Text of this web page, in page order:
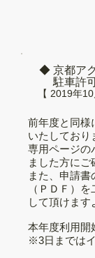
◆ 京都アク
駐車許可
【 2019年10
前年度と同様
いたしており
専用ページの
ました方にご
また、申請
（ＰＤＦ）
して頂けます
本年度利用開
※3日までは